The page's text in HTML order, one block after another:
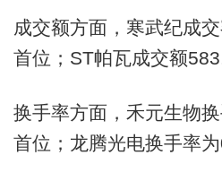
成交额方面，寒武纪成
首位；ST帕瓦成交额
换手率方面，禾元生物
首位；龙腾光电换手率